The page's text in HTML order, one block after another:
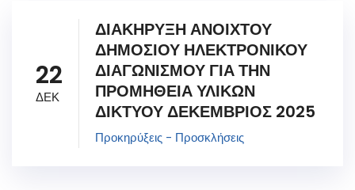
22
ΔΕΚ
ΔΙΑΚΗΡΥΞΗ ΑΝΟΙΧΤΟΥ
ΔΗΜΟΣΙΟΥ ΗΛΕΚΤΡΟΝΙΚΟΥ
ΔΙΑΓΩΝΙΣΜΟΥ ΓΙΑ ΤΗΝ
ΠΡΟΜΗΘΕΙΑ ΥΛΙΚΩΝ
ΔΙΚΤΥΟΥ ΔΕΚΕΜΒΡΙΟΣ 2025
Προκηρύξεις - Προσκλήσεις